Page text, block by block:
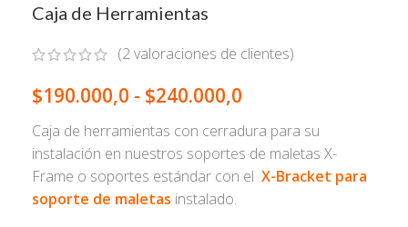
Caja de Herramientas
(2valoraciones de clientes)
$190.000,0 - $240.000,0
Caja de herramientas con cerradura para su
instalación en nuestros soportes de maletas X-
Frame o soportes estándar con el X-Bracket para
soporte de maletas instalado.